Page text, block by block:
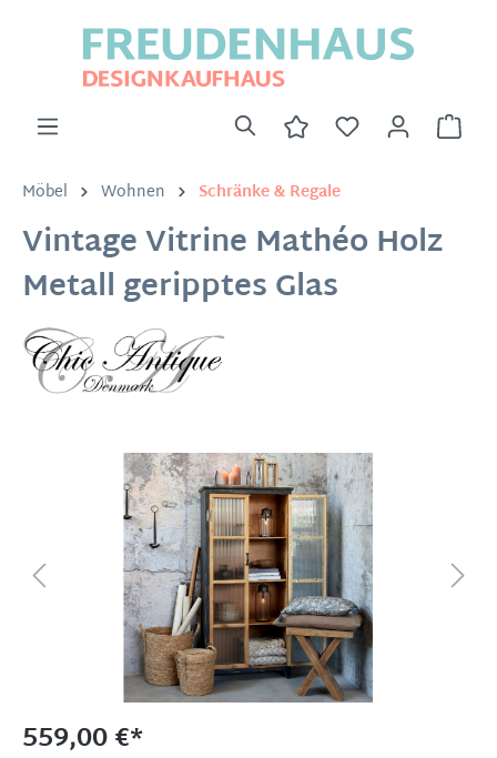
Möbel Wohnen Schränke & Regale
Vintage Vitrine Mathéo Holz
Metall geripptes Glas
559,00 €*